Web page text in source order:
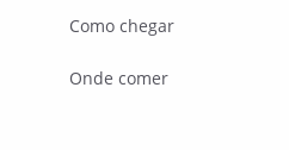
Como chegar
Onde comer